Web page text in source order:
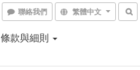
聯絡我們 繁體中文
條款與細則